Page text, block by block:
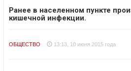
Ранее в населенном пункте
кишечной инфекции.
ОБЩЕСТВО 13:13, 10 июня 2015 года